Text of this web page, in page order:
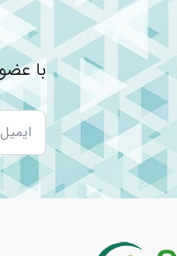
ضد آفتاب را انتخاب کنیم؟
با